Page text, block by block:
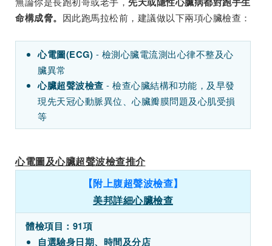
命構成脅。 因此跑馬拉松前，建議做以下兩項心臟檢查：
心電圖(ECG) - 檢測心臟電流測出心律不整及心
臟異常
心臟超聲波檢查 - 檢查心臟結構和功能，及早發
現先天冠心動脈異位、心臟瓣膜問題及心肌受損
等
心電圖及心臟超聲波檢查推介
【附上腹超聲波檢查】
美邦詳細心臟檢查
體檢項目：91項
自選驗身日期、時間及分店